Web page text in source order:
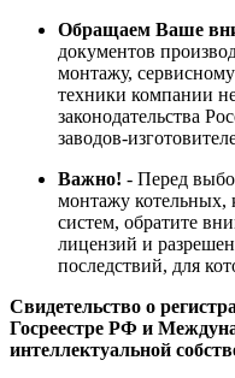
Обращаем Ваше
документов
монтажу,
техники компании
законодательства
заводов-
Важно! - Перед
монтажу
систем, обратите
лицензий и
последствий, для
Свидетельство о
Госреестре РФ и
интеллектуальной